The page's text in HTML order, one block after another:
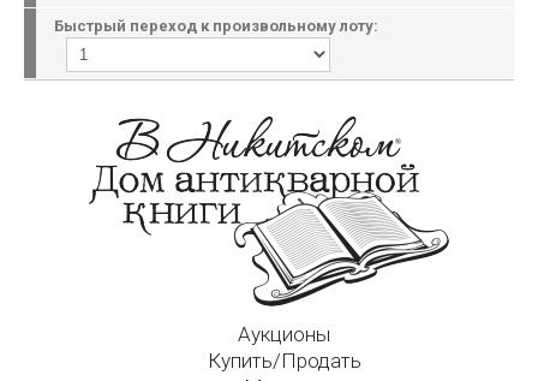
Быстрый переход к произвольному лоту:
Аукционы
Купить/Продать